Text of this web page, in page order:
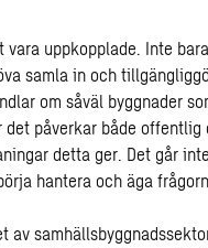
uppkopplade. Inte
samla in och
om såväl byggnader
påverkar både
detta ger. Det går
hantera och äga
av